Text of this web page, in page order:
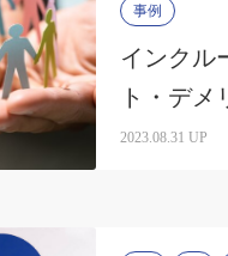
事例
インクル
ト・デメ
功事例3選
2023.08.31 UP